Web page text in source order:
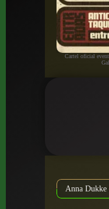
Cartel oficial
Anna Dukke